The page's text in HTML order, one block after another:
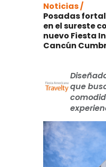
Noticias /
Posadas
en el sureste
nuevo Fiesta
Cancún
que